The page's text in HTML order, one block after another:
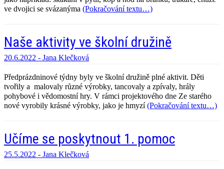
ve dvojici se svázanýma (Pokračování textu…)
Naše aktivity ve školní družině
20.6.2022 - Jana Klečková
Předprázdninové týdny byly ve školní družině plné aktivit. Děti
tvořily a malovaly různé výrobky, tancovaly a zpívaly, hrály
pohybové i vědomostní hry. V rámci projektového dne Ze starého
nové vyrobily krásné výrobky, jako je hmyzí(Pokračování textu…)
Učíme se poskytnout 1. pomoc
25.5.2022 - Jana Klečková